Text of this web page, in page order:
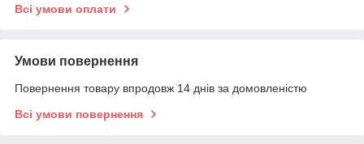
Всі умови оплати
Умови повернення
Повернення товару впродовж 14 днів за домовленістю
Всі умови повернення